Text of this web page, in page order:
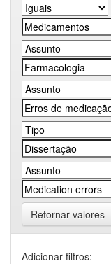
Retornar valores
Adicionar filtros: